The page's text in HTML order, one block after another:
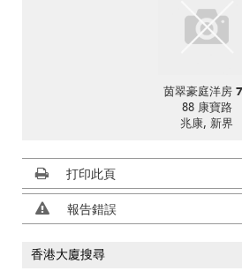
茵翠豪庭洋房
88 康寶路
兆康, 新界
打印此頁
報告錯誤
香港大廈搜尋